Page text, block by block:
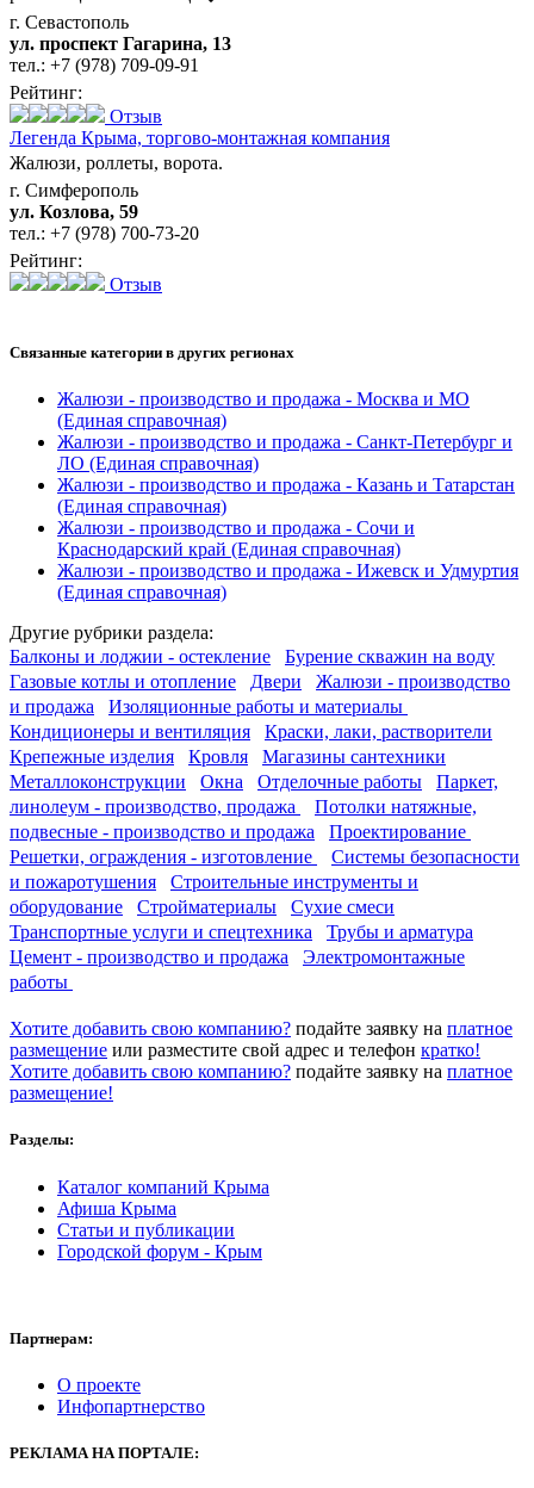
г. Севастополь
ул. проспект Гагарина, 13
тел.: +7 (978) 709-09-91
Рейтинг:
Отзыв
Легенда Крыма, торгово-монтажная компания
Жалюзи, роллеты, ворота.
г. Симферополь
ул. Козлова, 59
тел.: +7 (978) 700-73-20
Рейтинг:
Отзыв
Связанные категории в других регионах
Жалюзи - производство и продажа - Москва и МО
(Единая справочная)
Жалюзи - производство и продажа - Санкт-Петербург и
ЛО (Единая справочная)
Жалюзи - производство и продажа - Казань и Татарстан
(Единая справочная)
Жалюзи - производство и продажа - Сочи и
Краснодарский край (Единая справочная)
Жалюзи - производство и продажа - Ижевск и Удмуртия
(Единая справочная)
Другие рубрики раздела:
Балконы и лоджии - остекление
Бурение скважин на воду
Газовые котлы и отопление
Двери
Жалюзи - производство
и продажа
Изоляционные работы и материалы
Кондиционеры и вентиляция
Краски, лаки, растворители
Крепежные изделия
Кровля
Магазины сантехники
Металлоконструкции
Окна Отделочные работы
Паркет,
линолеум - производство, продажа
Потолки натяжные,
подвесные - производство и продажа
Проектирование
Решетки, ограждения - изготовление
Системы безопасности
и пожаротушения
Строительные инструменты и
оборудование
Стройматериалы
Сухие смеси
Транспортные услуги и спецтехника
Трубы и арматура
Цемент - производство и продажа
Электромонтажные
работы
Хотите добавить свою компанию? подайте заявку на платное
размещение или разместите свой адрес и телефон кратко!
Хотите добавить свою компанию? подайте заявку на платное
размещение!
Разделы:
Каталог компаний Крыма
Афиша Крыма
Статьи и публикации
Городской форум - Крым
Партнерам:
О проекте
Инфопартнерство
РЕКЛАМАНА ПОРТАЛЕ: